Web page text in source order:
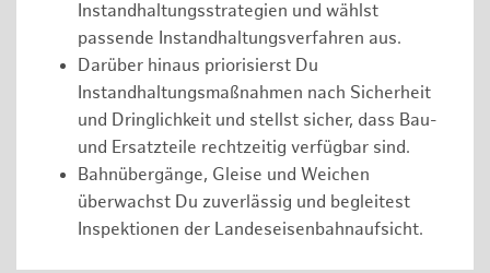
Instandhaltungsstrategien und wählst
passende Instandhaltungsverfahren aus.
Darüber hinaus priorisierst Du
Instandhaltungsmaßnahmen nach Sicherheit
und Dringlichkeit und stellst sicher, dass Bau-
und Ersatzteile rechtzeitig verfügbar sind.
Bahnübergänge, Gleise und Weichen
überwachst Du zuverlässig und begleitest
Inspektionen der Landeseisenbahnaufsicht.